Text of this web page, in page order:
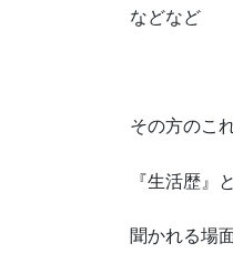
などなど
その方のこ
『生活歴』
聞かれる場